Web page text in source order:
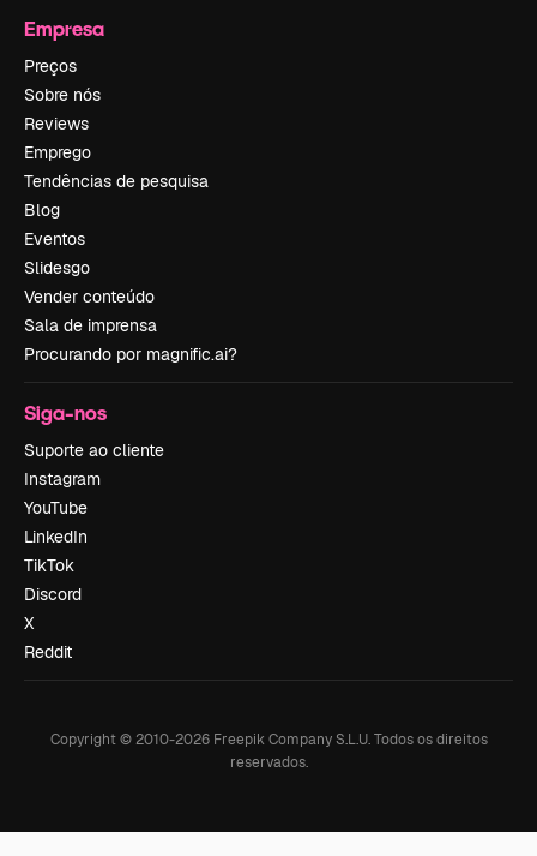
Empresa
Preços
Sobre nós
Reviews
Emprego
Tendências de pesquisa
Blog
Eventos
Slidesgo
Vender conteúdo
Sala de imprensa
Procurando por magnific.ai?
Siga-nos
Suporte ao cliente
Instagram
YouTube
LinkedIn
TikTok
Discord
X
Reddit
Copyright © 2010-2026Freepik Company S.L.U. Todos os direitos
reservados.